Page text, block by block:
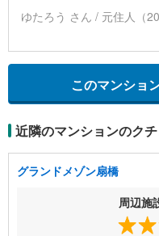
ゆたろう さん / 元住人（
このマンショ
近隣のマンションのクチ
グランドメゾン扇橋
周辺施